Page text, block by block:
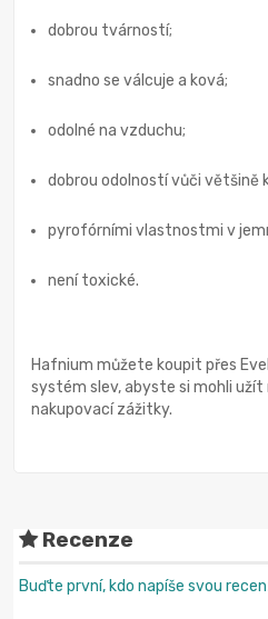
dobrou tvárností;
snadno se válcuje a ková;
odolné na vzduchu;
dobrou odolností vůči většině
pyrofórními vlastnostmi v
není toxické.
Hafnium můžete koupit přes
systém slev, abyste si mohli užít
nakupovací zážitky.
Recenze
Buďte první, kdo napíše svou